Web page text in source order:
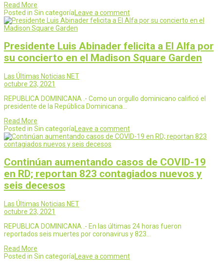
Read More
Posted in Sin categoría Leave a comment
Presidente Luis Abinader felicita a El Alfa por
su concierto en el Madison Square Garden
Las Últimas Noticias NET
octubre 23, 2021
REPUBLICA DOMINICANA .- Como un orgullo dominicano calificó el
presidente de la República Dominicana…
Read More
Posted in Sin categoría Leave a comment
Continúan aumentando casos de COVID-19
en RD; reportan 823 contagiados nuevos y
seis decesos
Las Últimas Noticias NET
octubre 23, 2021
REPUBLICA DOMINICANA .- En las últimas 24 horas fueron
reportados seis muertes por coronavirus y 823…
Read More
Posted in Sin categoría Leave a comment